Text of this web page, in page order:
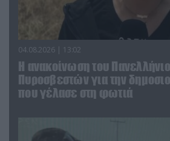
04.08.2026 | 13:02
Η ανακοίνωση του
Πυροσβεστών για την
που γέλασε στη φωτιά